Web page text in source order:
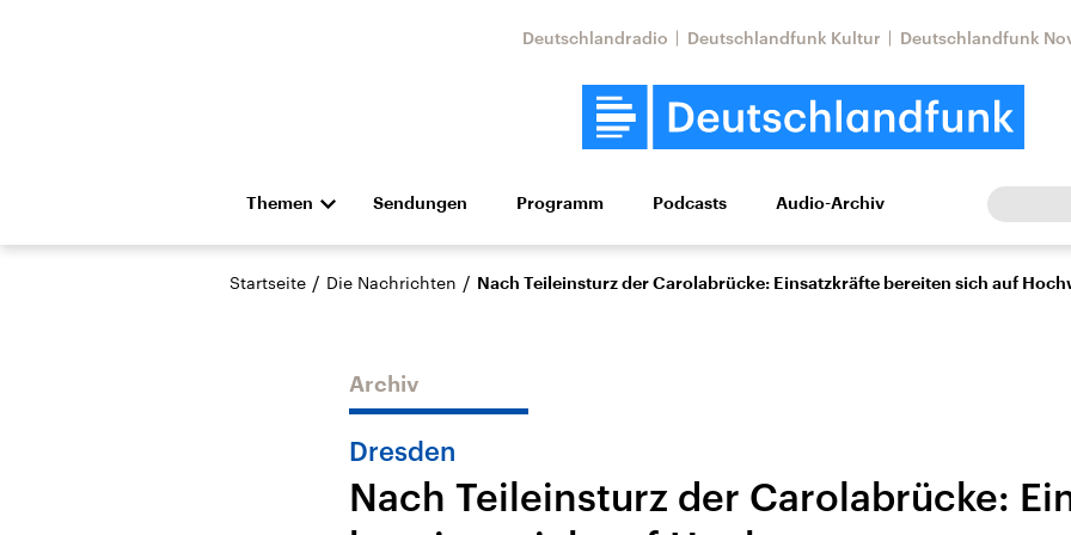
Deutschlandradio Deutschlandfunk Kultur Deutschlandfunk
Themen
Die Nachrichten Politik Wirtschaft Wissen Kultur Europa
Hörspiel und Feature Musik
Nahostkonflikt
Iran
Faktenchecks
Sendungen Programm Podcasts Audio-Archiv
Startseite / Die Nachrichten / Nach Teileinsturz der Carolabrücke: Einsatzkräfte bereiten sich auf
Archiv
Dresden
Nach Teileinsturz der Carolabrücke: